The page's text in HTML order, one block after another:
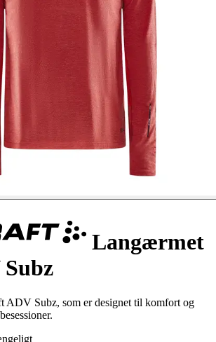
Langærmet
ADV Subz, som er designet til komfort og